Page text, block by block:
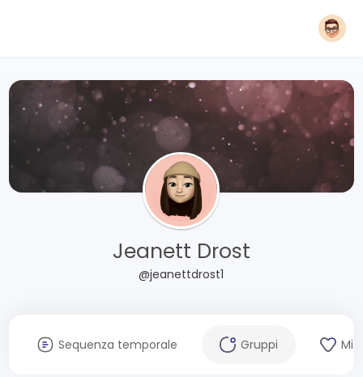
Jeanett Drost
@jeanettdrost1
Sequenza temporale Gruppi Mi